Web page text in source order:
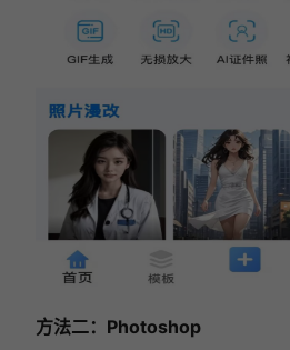
方法二：Photoshop